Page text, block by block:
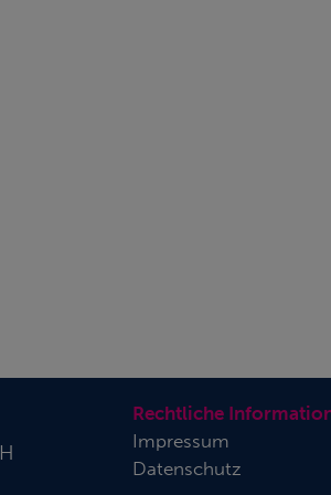
Rechtliche
Impressum
Datenschutz